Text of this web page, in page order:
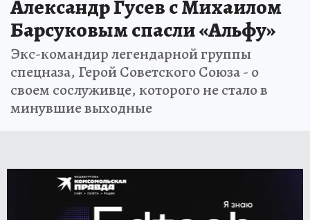
Александр Гусев с Михаилом
Барсуковым спасли «Альфу»
Экс-командир легендарной группы
спецназа, Герой Советского Союза - о
своем сослуживце, которого не стало в
минувшие выходные